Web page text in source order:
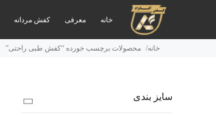
خانه معرفی کفش مردانه
خانه محصولات برچسب خورده “کفش طبی راحتی”
سایز بندی